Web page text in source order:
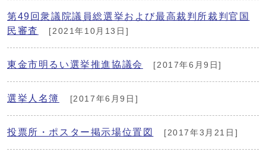
第49回衆議院議員総選挙および最高裁判所裁判官国
民審査
[2021年10月13日]
東金市明るい選挙推進協議会 [2017年6月9日]
選挙人名簿 [2017年6月9日]
投票所・ポスター掲示場位置図 [2017年3月21日]